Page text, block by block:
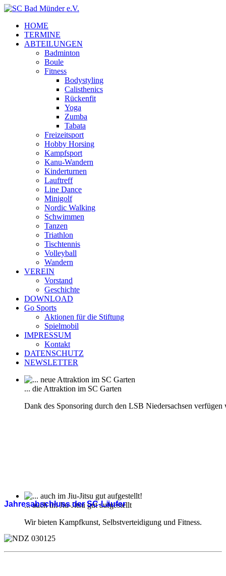
HOME
TERMINE
ABTEILUNGEN
Badminton
Boule
Fitness
Bodystyling
Calisthenics
Rückenfit
Yoga
Zumba
Tabata
Freizeitsport
Hobby Horsing
Kampfsport
Kanu-Wandern
Kinderturnen
Lauftreff
Line Dance
Minigolf
Nordic Walking
Schwimmen
Tanzen
Triathlon
Tischtennis
Volleyball
Wandern
VEREIN
Vorstand
Geschichte
DOWNLOAD
Go Sports
Aktionen für die Stiftung
Spielmobil
IMPRESSUM
Kontakt
DATENSCHUTZ
NEWSLETTER
... die Attraktion im SC Garten
Dank des Sponsoring durch den LSB Niedersachsen
... auch im Jiu-Jitsu gut aufgestellt
Wir bieten Kampfkunst, Selbstverteidigung und Fitness.
Jahresabschluss der SC-Läufer